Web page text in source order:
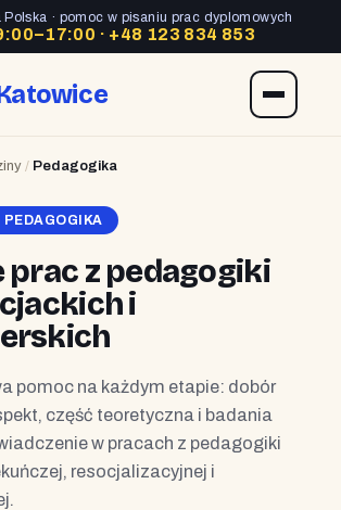
Polska · pomoc w pisaniu prac dyplomowych
· +48 123 834 853
/ Pedagogika
PEDAGOGIKA
prac z pedagogiki
i
pomoc na każdym etapie: dobór
część teoretyczna i badania
w pracach z pedagogiki
resocjalizacyjnej i